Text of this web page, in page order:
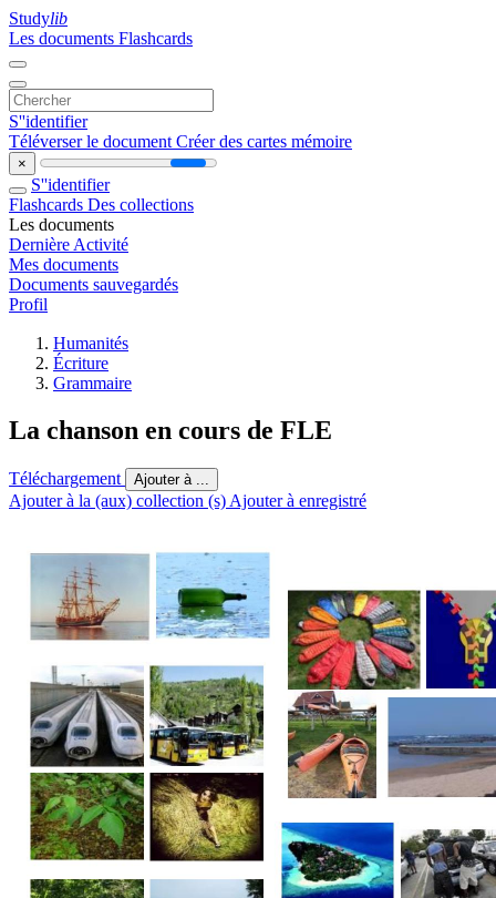
Studylib
Les documents Flashcards
S''identifier
Téléverser le document Créer des cartes mémoire
×
S''identifier
Flashcards Des collections
Les documents
Dernière Activité
Mes documents
Documents sauvegardés
Profil
Humanités
Écriture
Grammaire
La chanson en cours de FLE
Téléchargement Ajouter à ...
Ajouter à la (aux) collection (s) Ajouter à enregistré